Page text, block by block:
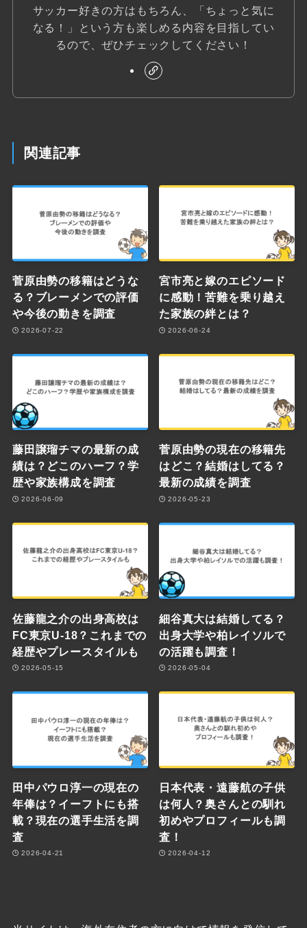
サッカー好きの方はもちろん、「ちょっと気に
なる！」という方も楽しめる内容を目指してい
るので、ぜひチェックしてください！
関連記事
菅原由勢の移籍はどうな
る？ブレーメンでの評価
や今後の動きを調査
2026-07-22
宮市亮と嫁のエピソード
に感動！苦難を乗り越え
た家族の絆とは？
2026-06-24
藤田譲瑠チマの最新の成
績は？どこのハーフ？学
歴や家族構成を調査
2026-06-09
菅原由勢の現在の移籍先
はどこ？結婚はしてる？
最新の成績を調査
2026-05-23
佐藤龍之介の出身高校は
FC東京U-18？これまでの
経歴やプレースタイルも
2026-05-15
細谷真大は結婚してる？
出身大学や柏レイソルで
の活躍も調査！
2026-05-04
田中パウロ淳一の現在の
年俸は？イーフトにも搭
載？現在の選手生活を調
査
2026-04-21
日本代表・遠藤航の子供
は何人？奥さんとの馴れ
初めやプロフィールも調
査！
2026-04-12